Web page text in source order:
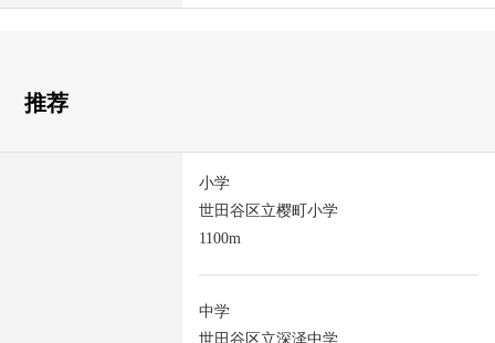
推荐
小学
世田谷区立樱町小学
1100m
中学
世田谷区立深泽中学